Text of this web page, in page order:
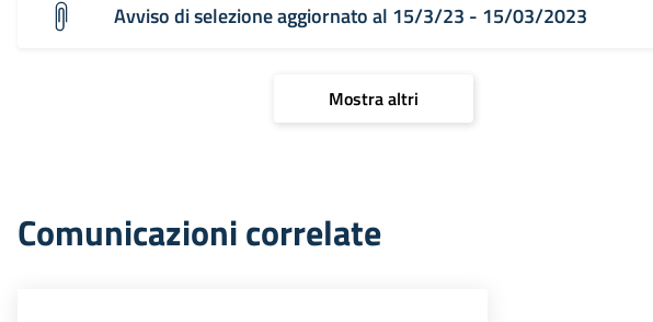
Avviso di selezione aggiornato al 15/3/23 - 15/03/2023
Mostra altri
Comunicazioni correlate